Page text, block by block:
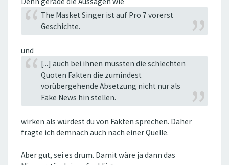
The Masket Singer ist auf Pro 7 vorerst
Geschichte.
und
[...] auch bei ihnen müssten die schlechten
Quoten Fakten die zumindest
vorübergehende Absetzung nicht nur als
Fake News hin stellen.
wirken als würdest du von Fakten sprechen. Daher
fragte ich demnach auch nach einer Quelle.
Aber gut, sei es drum. Damit wäre ja dann das